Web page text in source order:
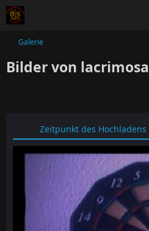
Galerie
Bilder von lacrimosa
Zeitpunkt des Hochladens